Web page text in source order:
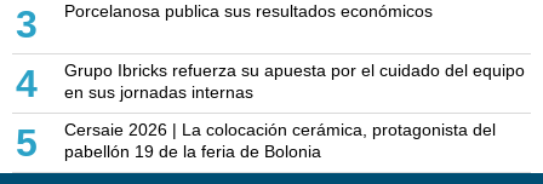
3 Porcelanosa publica sus resultados económicos
4
Grupo Ibricks refuerza su apuesta por el cuidado del equipo
en sus jornadas internas
5
Cersaie 2026 | La colocación cerámica, protagonista del
pabellón 19 de la feria de Bolonia